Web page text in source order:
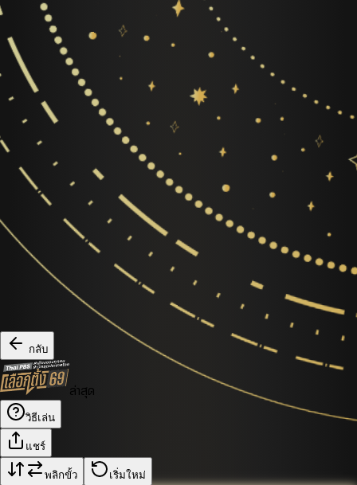
กลับ
ล่าสุด
วิธีเล่น
แชร์
พลิกขั้ว เริ่มใหม่